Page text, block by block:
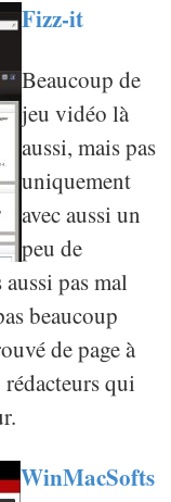
Fizz-it
Beaucoup de
jeu vidéo là
aussi, mais pas
uniquement
avec aussi un
peu de
pas mal
beaucoup
de page à
qui
WinMacSofts